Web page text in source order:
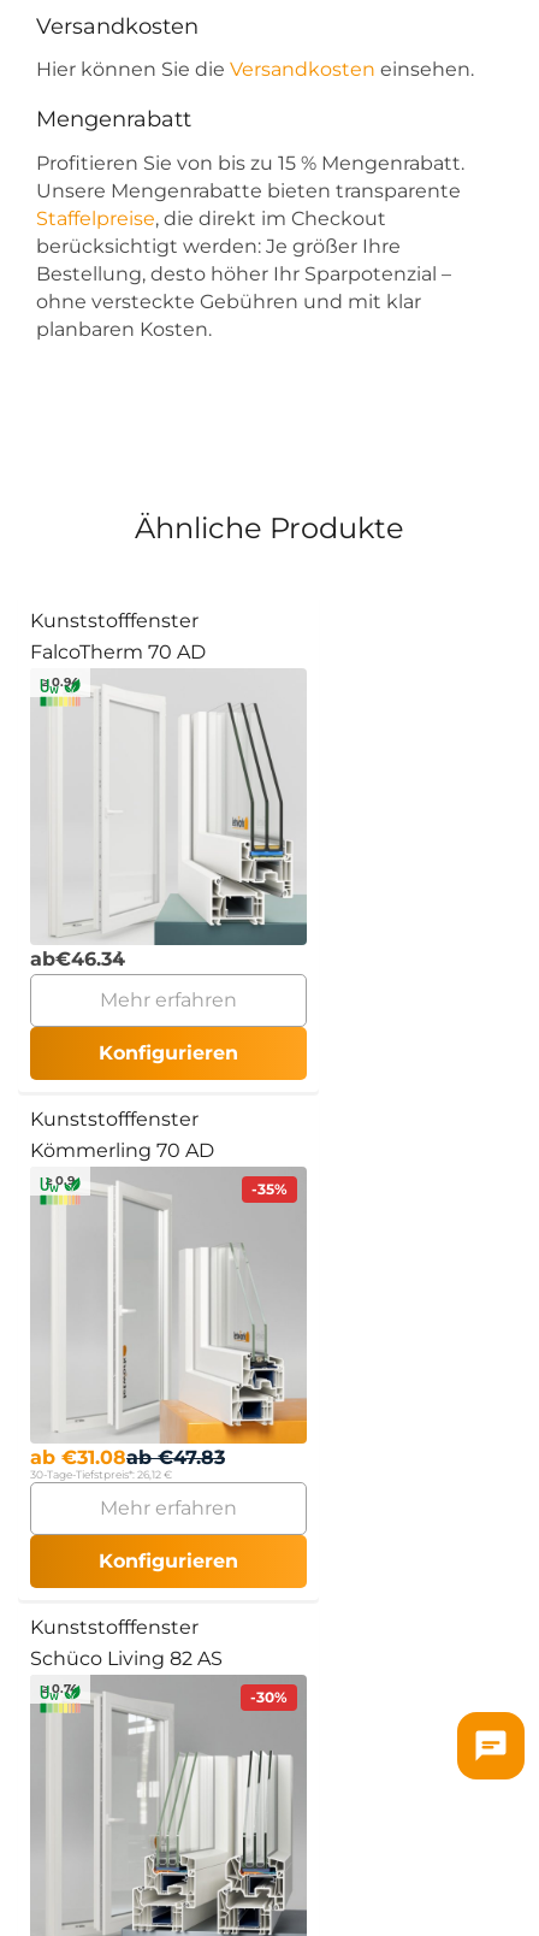
Versandkosten
Hier können Sie die Versandkosten einsehen.
Mengenrabatt
Profitieren Sie von bis zu 15 % Mengenrabatt.
Unsere Mengenrabatte bieten transparente
Staffelpreise, die direkt im Checkout
berücksichtigt werden: Je größer Ihre
Bestellung, desto höher Ihr Sparpotenzial –
ohne versteckte Gebühren und mit klar
planbaren Kosten.
Ähnliche Produkte
Kunststofffenster
FalcoTherm 70 AD
≥ 0.94
ab€46.34
Mehr erfahren
Konfigurieren
Kunststofffenster
Kömmerling 70 AD
-35%
≥ 0.9
ab €31.08ab€47.83
30-Tage-Tiefstpreis*:26,12 €
Mehr erfahren
Konfigurieren
Kunststofffenster
Schüco Living 82 AS
-30%
≥ 0.74